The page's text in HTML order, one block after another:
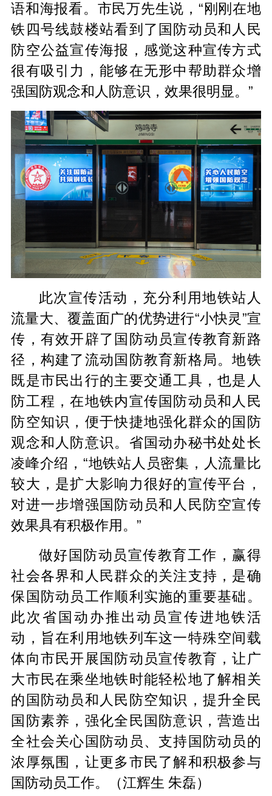
语和海报看。市民万先生说，“刚刚在地
铁四号线鼓楼站看到了国防动员和人民
防空公益宣传海报，感觉这种宣传方式
很有吸引力，能够在无形中帮助群众增
强国防观念和人防意识，效果很明显。”
此次宣传活动，充分利用地铁站人
流量大、覆盖面广的优势进行“小快灵”宣
传，有效开辟了国防动员宣传教育新路
径，构建了流动国防教育新格局。地铁
既是市民出行的主要交通工具，也是人
防工程，在地铁内宣传国防动员和人民
防空知识，便于快捷地强化群众的国防
观念和人防意识。省国动办秘书处处长
凌峰介绍，“地铁站人员密集，人流量比
较大，是扩大影响力很好的宣传平台，
对进一步增强国防动员和人民防空宣传
效果具有积极作用。”
做好国防动员宣传教育工作，赢得
社会各界和人民群众的关注支持，是确
保国防动员工作顺利实施的重要基础。
此次省国动办推出动员宣传进地铁活
动，旨在利用地铁列车这一特殊空间载
体向市民开展国防动员宣传教育，让广
大市民在乘坐地铁时能轻松地了解相关
的国防动员和人民防空知识，提升全民
国防素养，强化全民国防意识，营造出
全社会关心国防动员、支持国防动员的
浓厚氛围，让更多市民了解和积极参与
国防动员工作。（江辉生 朱磊）